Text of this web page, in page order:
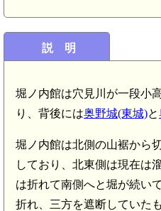
説 明
堀ノ内館は穴見川が一段小
り、背後には奥野城(東城)と
堀ノ内館は北側の山裾から
しており、北東側は現在は
は折れて南側へと堀が続い
折れ、三方を遮断していた